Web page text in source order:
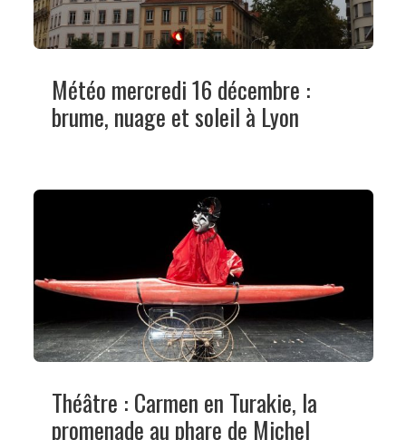
Météo mercredi 16 décembre :
brume, nuage et soleil à Lyon
Théâtre : Carmen en Turakie, la
promenade au phare de Michel